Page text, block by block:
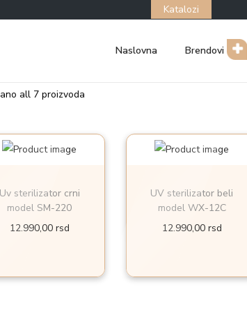
Katalozi
Naslovna Brendovi
all 7 proizvoda
Uv sterilizator crni
model SM-220
12.990,00 rsd
UV sterilizator beli
model WX-12C
12.990,00 rsd